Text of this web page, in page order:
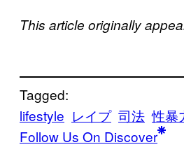
This article originally
Tagged:
lifestyle レイプ 司法 性暴
Follow Us On Discover